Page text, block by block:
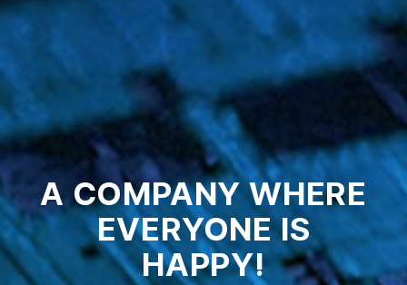
A COMPANY WHERE
EVERYONE IS
HAPPY!
A COMPANY WHERE
EVERYONE IS
HAPPY!
A COMPANY WHERE
EVERYONE IS
HAPPY!
A COMPANY WHERE
EVERYONE IS
HAPPY!